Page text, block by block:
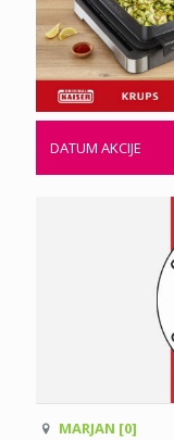
DATUM AKCIJE
MARJAN [0]